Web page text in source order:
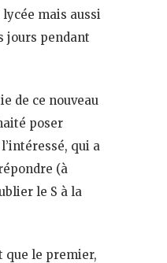
lycée mais aussi
jours pendant
de ce nouveau
poser
qui a
(à
le S à la
que le premier,